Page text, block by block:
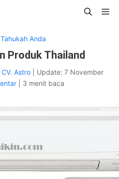
Tahukah Anda
Produk Thailand
Astro Update: 7 November
3 menit baca